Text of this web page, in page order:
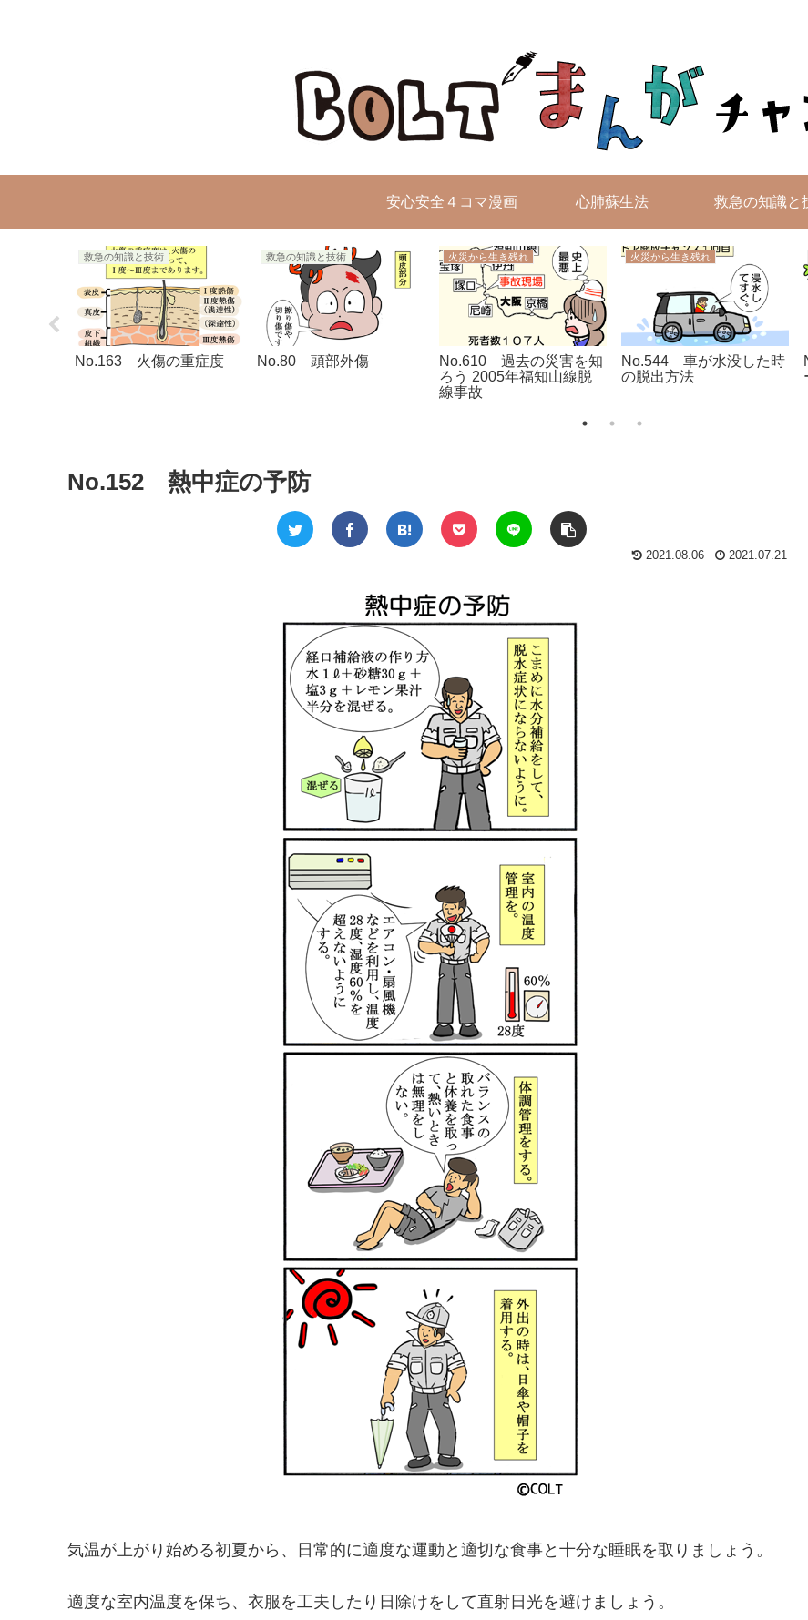
安心安全４コマ漫画 心肺蘇生法 救急の知識と
救急の知識と技術
No.163 火傷の重症度
救急の知識と技術
No.80 頭部外傷
火災から生き残れ
No.610 過去の災害を知
ろう 2005年福知山線脱
線事故
火災から生き残れ
No.544 車が水没した時
の脱出方法
No.152 熱中症の予防
2021.08.06 2021.07.21
気温が上がり始める初夏から、日常的に適度な運動と適切な食事と十分な睡眠を取りましょう。
適度な室内温度を保ち、衣服を工夫したり日除けをして直射日光を避けましょう。